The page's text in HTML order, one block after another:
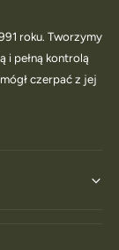
roku. Tworzymy
i pełną kontrolą
czerpać z jej